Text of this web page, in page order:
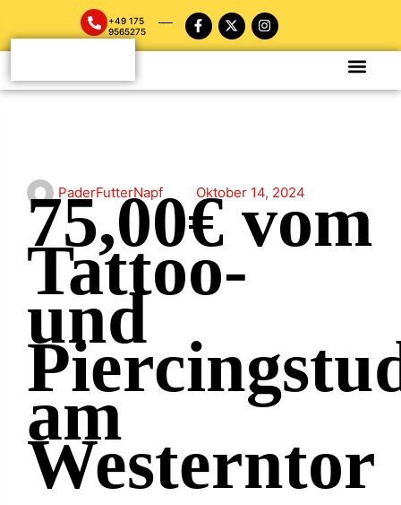
+49 175
9565275
PaderFutterNapf Oktober 14, 2024
75,00€ vom
Tattoo-
und
am
Westerntor